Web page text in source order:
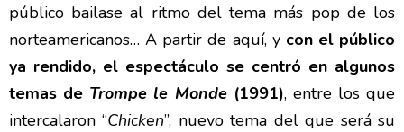
público bailase al ritmo del tema más pop de los
norteamericanos… A partir de aquí, y con el público
ya rendido, el espectáculo se centró en algunos
temas de Trompe le Monde(1991), entre los que
intercalaron “Chicken”, nuevo tema del que será su